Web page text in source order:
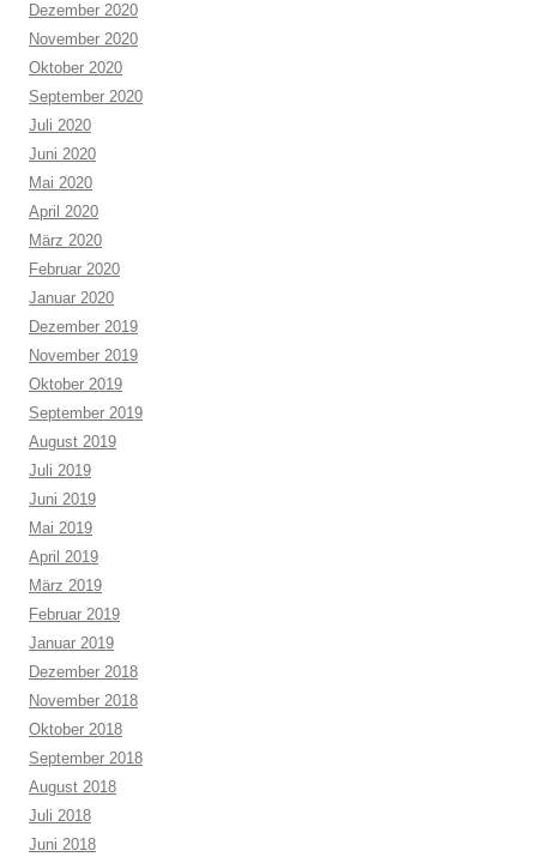
Dezember 2020
November 2020
Oktober 2020
September 2020
Juli 2020
Juni 2020
Mai 2020
April 2020
März 2020
Februar 2020
Januar 2020
Dezember 2019
November 2019
Oktober 2019
September 2019
August 2019
Juli 2019
Juni 2019
Mai 2019
April 2019
März 2019
Februar 2019
Januar 2019
Dezember 2018
November 2018
Oktober 2018
September 2018
August 2018
Juli 2018
Juni 2018